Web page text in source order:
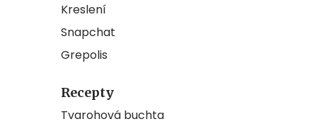
Kreslení
Snapchat
Grepolis
Recepty
Tvarohová buchta